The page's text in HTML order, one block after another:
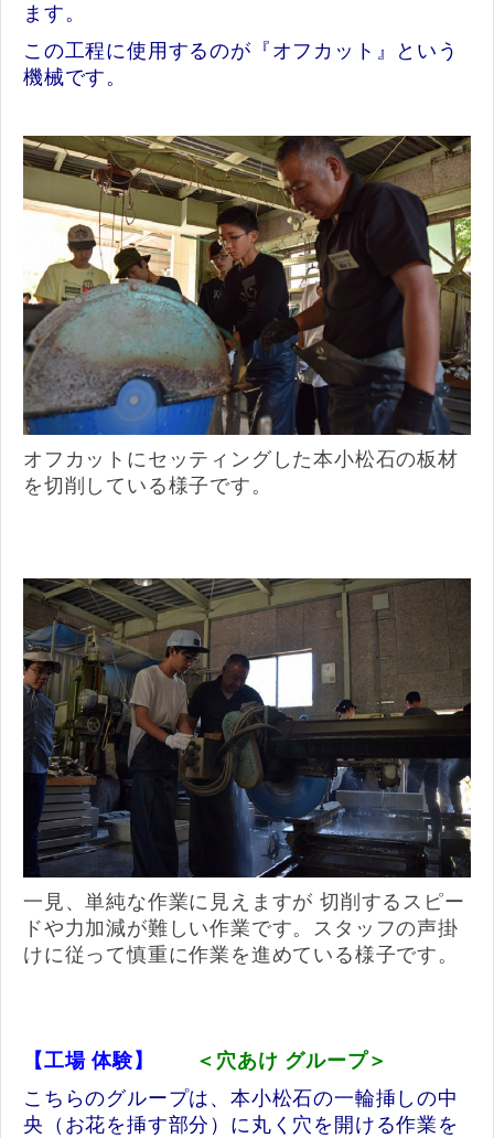
ます。
この工程に使用するのが『オフカット』という
機械です。
オフカットにセッティングした本小松石の板材
を切削している様子です。
一見、単純な作業に見えますが 切削するスピー
ドや力加減が難しい作業です。スタッフの声掛
けに従って慎重に作業を進めている様子です。
【工場 体験】
＜穴あけ グループ＞
こちらのグループは、本小松石の一輪挿しの中
央（お花を挿す部分）に丸く穴を開ける作業を